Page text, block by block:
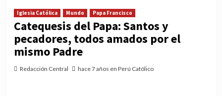
Iglesia Católica Mundo Papa Francisco
Catequesis del Papa: Santos y
pecadores, todos amados por el
mismo Padre
Redacción Central hace 7 años en Perú Católico